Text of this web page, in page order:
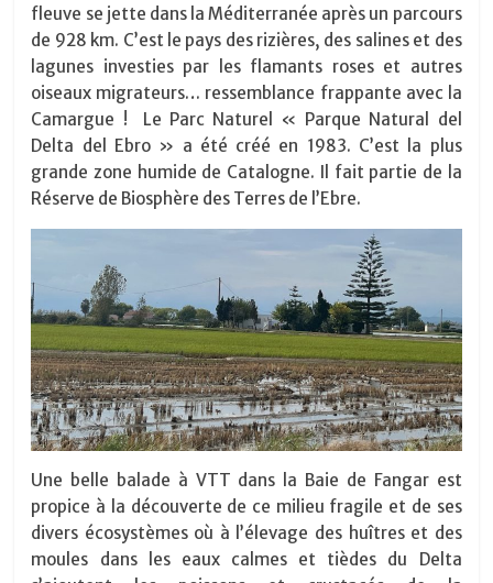
fleuve se jette dans la Méditerranée après un parcours
de 928 km. C’est le pays des rizières, des salines et des
lagunes investies par les flamants roses et autres
oiseaux migrateurs… ressemblance frappante avec la
Camargue !
Le Parc Naturel « Parque Natural del
Delta del Ebro » a été créé en 1983. C’est la plus
grande zone humide de Catalogne. Il fait partie de la
Réserve de Biosphère des Terres de l’Ebre.
Une belle balade à VTT dans la Baie de Fangar est
propice à la découverte de ce milieu fragile et de ses
divers écosystèmes où à l’élevage des huîtres et des
moules dans les eaux calmes et tièdes du Delta